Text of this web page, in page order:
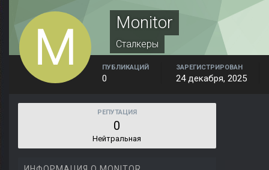
Monitor
Сталкеры
ПУБЛИКАЦИЙ
0
ЗАРЕГИСТРИРОВАН
24 декабря, 2025
РЕПУТАЦИЯ
0
Нейтральная